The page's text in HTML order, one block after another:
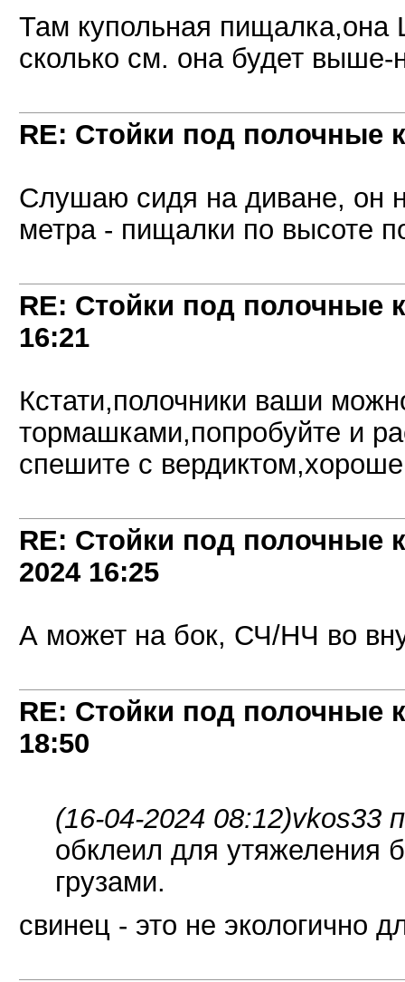
Там купольная
сколько см. она будет выше-
RE: Стойки под полочные
Слушаю сидя на диване, он
метра - пищалки по высоте
RE: Стойки под полочные
16:21
Кстати,полочники ваши
тормашками,попробуйте и
спешите с
RE: Стойки под полочные
2024 16:25
А может на бок, СЧ/НЧ во
RE: Стойки под полочные
18:50
(16-04-2024 08:12)vkos33
обклеил для утяжеления
грузами.
свинец - это не экологично